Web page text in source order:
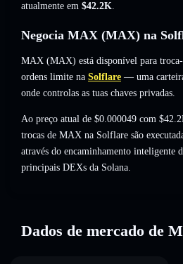
atualmente em $42.2K.
Negocia MAX (MAX) na
MAX (MAX) está disponível para troca-
ordens limite na Solflare — uma
onde controlas as tuas chaves privadas.
Ao preço atual de $0.000049 com
trocas de MAX na Solflare são
através do encaminhamento inteligente
principais DEXs da Solana.
Dados de mercado de